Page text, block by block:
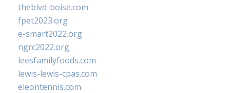
theblvd-boise.com
fpet2023.org
e-smart2022.org
ngrc2022.org
leesfamilyfoods.com
lewis-lewis-cpas.com
eleontennis.com